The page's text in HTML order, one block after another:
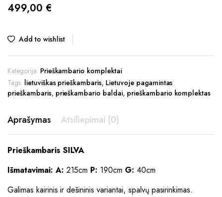
499,00 €
Add to wishlist
Kategorija: Prieškambario komplektai
Tags: lietuviškas prieškambaris, Lietuvoje pagamintas
prieškambaris, prieškambario baldai, prieškambario komplektas
Aprašymas Atsiliepimai (0)
Prieškambaris SILVA
Išmatavimai: A: 215cm P: 190cm G: 40cm
Galimas kairinis ir dešininis variantai, spalvų pasirinkimas.